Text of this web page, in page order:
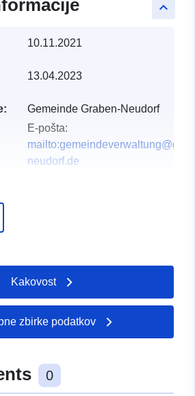
keyboard_arrow_up
10.11.2021
13.04.2023
Gemeinde Graben-Neudorf
E-pošta:
neudorf.de
Dodano v data.europa.eu: 24
2026
Posodobljeno na spletišču
04 August 2026
49.1783714 ], [ 8.5044535,
49.1783714 ], [ 8.5044535,
Kakovost
zbirke podatkov
0